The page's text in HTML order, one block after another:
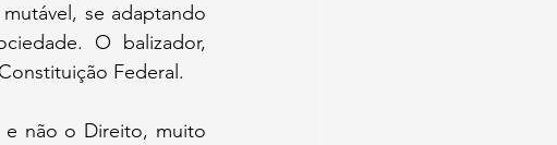
se adaptando
O balizador,
Federal.
e não o Direito, muito